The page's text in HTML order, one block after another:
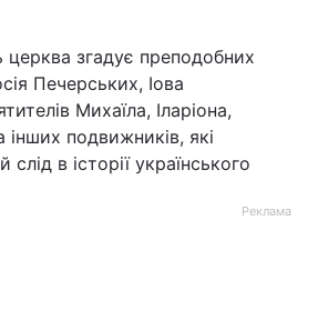
згадує преподобних
Печерських, Іова
Михаїла, Іларіона,
інших подвижників, які
в історії українського
Реклама